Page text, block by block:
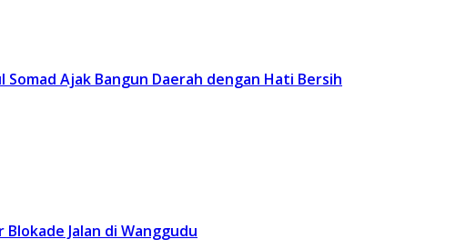
Ajak Bangun Daerah dengan Hati Bersih
Jalan di Wanggudu